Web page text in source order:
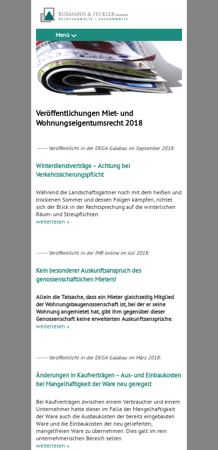
Menü
Veröffentlichungen Miet- und
Wohnungseigentumsrecht 2018
------ Veröffentlicht in der DEGA Galabau im September 2018:
Winterdienstverträge – Achtung bei
Verkehrssicherungspflicht
Während die Landschaftsgärtner noch mit dem heißen und
trockenen Sommer und dessen Folgen kämpfen, richtet
sich der Blick in der Rechtsprechung auf die winterlichen
Räum- und Streupflichten.
weiterlesen »
------ Veröffentlicht in der IMR online im Juli 2018:
Kein besonderer Auskunftsanspruch des
genossenschaftlichen Mieters!
Allein die Tatsache, dass ein Mieter gleichzeitig Mitglied
der Wohnungsbaugenossenschaft ist, bei der er seine
Wohnung angemietet hat, gibt ihm gegenüber dieser
Genossenschaft keine erweiterten Auskunftsansprüche.
weiterlesen »
------ Veröffentlicht in der DEGA Galabau im März 2018:
Änderungen in Kaufverträgen – Aus- und Einbaukosten
bei Mangelhaftigkeit der Ware neu geregelt
Bei Kaufverträgen zwischen einem Verbraucher und einem
Unternehmer hatte dieser im Falle der Mangelhaftigkeit
der Ware auch die Ausbaukosten der bereits eingebauten
Ware und die Einbaukosten der neu gelieferten,
mangelfreien Ware zu übernehmen. Dies galt im rein
unternehmerischen Bereich selten.
weiterlesen »